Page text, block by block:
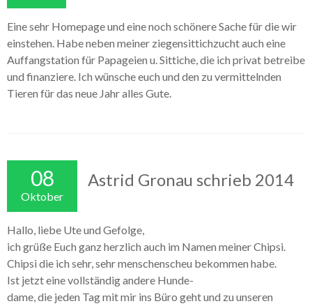
Eine sehr Homepage und eine noch schönere Sache für die wir
einstehen. Habe neben meiner ziegensittichzucht auch eine
Auffangstation für Papageien u. Sittiche, die ich privat betreibe
und finanziere. Ich wünsche euch und den zu vermittelnden
Tieren für das neue Jahr alles Gute.
08
Oktober
Astrid Gronau schrieb 2014
Hallo, liebe Ute und Gefolge,
ich grüße Euch ganz herzlich auch im Namen meiner Chipsi.
Chipsi die ich sehr, sehr menschenscheu bekommen habe.
Ist jetzt eine vollständig andere Hunde-
dame, die jeden Tag mit mir ins Büro geht und zu unseren